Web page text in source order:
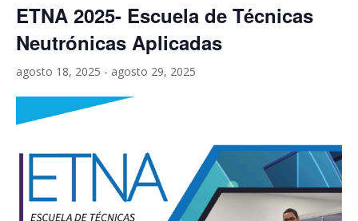
ETNA 2025- Escuela de Técnicas
Neutrónicas Aplicadas
agosto 18, 2025 - agosto 29, 2025